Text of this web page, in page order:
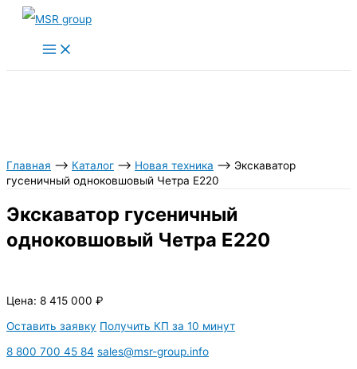
Перейти
содержимому
Главная ⟶ Каталог ⟶ Новая техника ⟶ Экскаватор
гусеничный одноковшовый Четра Е220
Экскаватор гусеничный
одноковшовый Четра Е220
Цена: 8 415 000 ₽
Оставить заявку Получить КП за 10 минут
8 800 700 45 84 sales@msr-group.info